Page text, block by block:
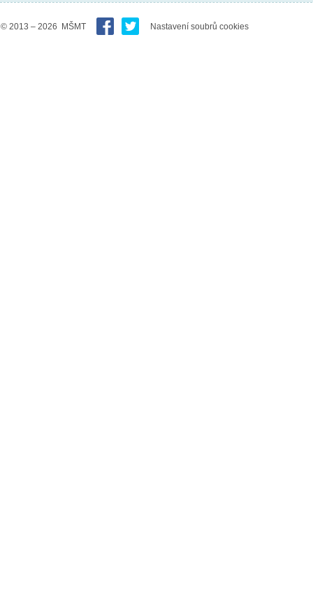
© 2013 – 2026 MŠMT Nastavení soubrů cookies